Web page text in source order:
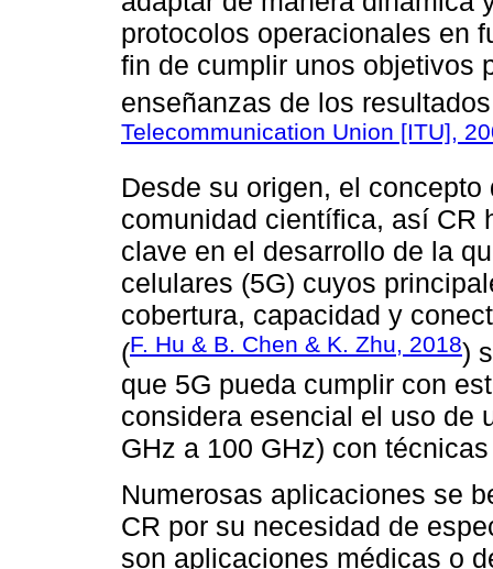
protocolos operacionales en
fin de cumplir unos objetivos
enseñanzas de los resultados
Telecommunication Union [ITU],
Desde su origen, el
comunidad científica, así CR
clave en el desarrollo de la
celulares (5G) cuyos
cobertura, capacidad y
(F. Hu & B. Chen & K. Zhu, 2018)
que 5G pueda cumplir con
considera esencial el uso de
GHz a 100 GHz) con
Numerosas aplicaciones se
CR por su necesidad de
son aplicaciones médicas o